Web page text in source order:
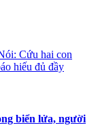
Cứu hai con
hiếu đủ đầy
biển lửa, người